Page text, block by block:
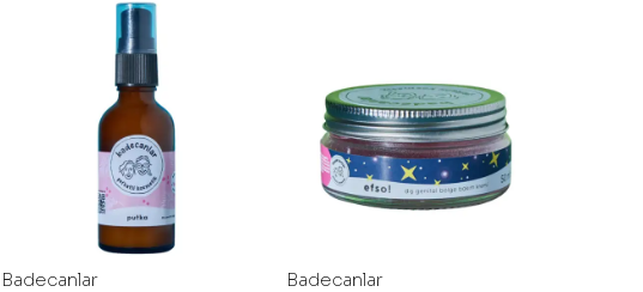
Badecanlar Badecanlar